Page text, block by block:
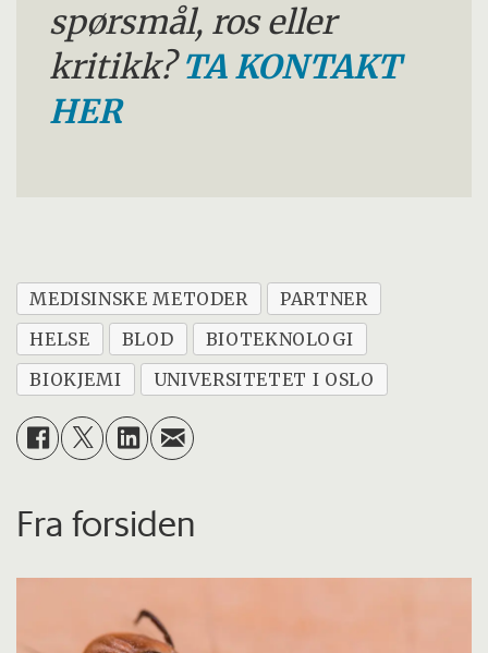
spørsmål, ros eller
kritikk?TA KONTAKT
HER
MEDISINSKE METODER
PARTNER
HELSE
BLOD
BIOTEKNOLOGI
BIOKJEMI
UNIVERSITETET I OSLO
Fra forsiden